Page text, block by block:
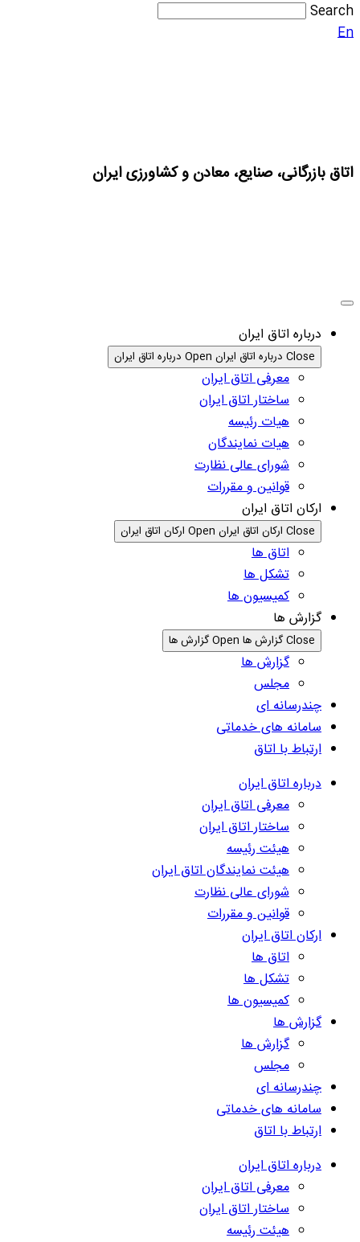
Search
En
اتاق بازرگانی، صنایع، معادن و کشاورزی ایران
درباره اتاق ایران
Close درباره اتاق ایران Open درباره اتاق ایران
معرفی اتاق ایران
ساختار اتاق ایران
هیات رئیسه
هیات نمایندگان
شورای عالی نظارت
قوانین و مقررات
ارکان اتاق ایران
Close ارکان اتاق ایران Open ارکان اتاق ایران
اتاق ها
تشکل ها
کمیسیون ها
گزارش ها
Close گزارش ها Open گزارش ها
گزارش ها
مجلس
چندرسانه ای
سامانه های خدماتی
ارتباط با اتاق
درباره اتاق ایران
معرفی اتاق ایران
ساختار اتاق ایران
هیئت رئیسه
هیئت نمایندگان اتاق ایران
شورای عالی نظارت
قوانین و مقررات
ارکان اتاق ایران
اتاق ها
تشکل ها
کمیسیون ها
گزارش ها
گزارش ها
مجلس
چندرسانه ای
سامانه های خدماتی
ارتباط با اتاق
درباره اتاق ایران
معرفی اتاق ایران
ساختار اتاق ایران
هیئت رئیسه